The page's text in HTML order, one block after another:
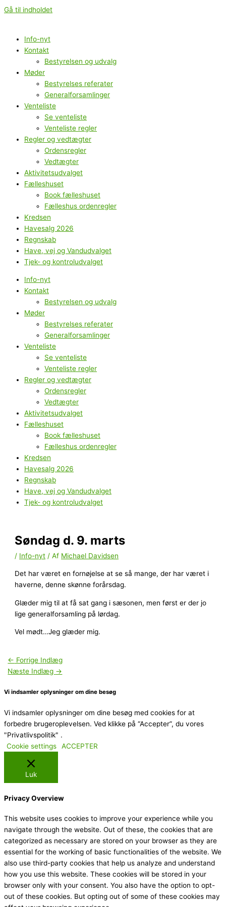
Gå til indholdet
Info-nyt
Kontakt
Bestyrelsen og udvalg
Møder
Bestyrelses referater
Generalforsamlinger
Venteliste
Se venteliste
Venteliste regler
Regler og vedtægter
Ordensregler
Vedtægter
Aktivitetsudvalget
Fælleshuset
Book fælleshuset
Fælleshus ordenregler
Kredsen
Havesalg 2026
Regnskab
Have, vej og Vandudvalget
Tjek- og kontroludvalget
Info-nyt
Kontakt
Bestyrelsen og udvalg
Møder
Bestyrelses referater
Generalforsamlinger
Venteliste
Se venteliste
Venteliste regler
Regler og vedtægter
Ordensregler
Vedtægter
Aktivitetsudvalget
Fælleshuset
Book fælleshuset
Fælleshus ordenregler
Kredsen
Havesalg 2026
Regnskab
Have, vej og Vandudvalget
Tjek- og kontroludvalget
Søndag d. 9. marts
/ Info-nyt / Af Michael Davidsen
Det har været en fornøjelse at se så mange, der har været i
haverne, denne skønne forårsdag.
Glæder mig til at få sat gang i sæsonen, men først er der jo
lige generalforsamling på lørdag.
Vel mødt…Jeg glæder mig.
← Forrige Indlæg
Næste Indlæg →
Vi indsamler oplysninger om dine besøg
Vi indsamler oplysninger om dine besøg med cookies for at
forbedre brugeroplevelsen. Ved klikke på “Accepter”, du vores
"Privatlivspolitik" .
Cookie settings
ACCEPTER
Luk
Privacy Overview
This website uses cookies to improve your experience while you
navigate through the website. Out of these, the cookies that are
categorized as necessary are stored on your browser as they are
essential for the working of basic functionalities of the website. We
also use third-party cookies that help us analyze and understand
how you use this website. These cookies will be stored in your
browser only with your consent. You also have the option to opt-
out of these cookies. But opting out of some of these cookies may